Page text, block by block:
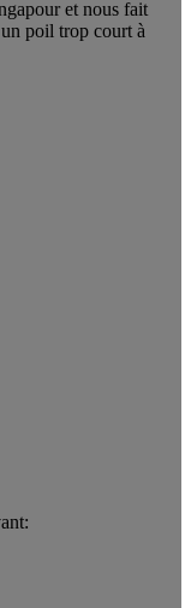
et nous fait
poil trop court à